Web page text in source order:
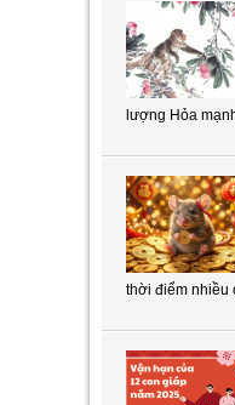
lượng Hỏa
thời điểm nhiều